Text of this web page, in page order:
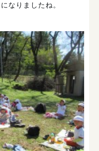
なりましたね。